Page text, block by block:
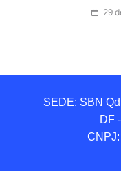
29
SEDE: SBN
DF